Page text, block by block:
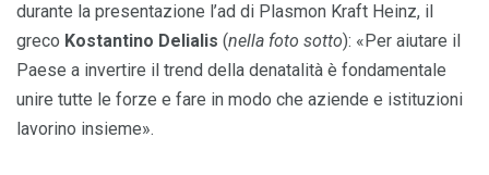
durante la presentazione l’ad di Plasmon Kraft Heinz, il
greco Kostantino Delialis (nella foto sotto): «Per aiutare il
Paese a invertire il trend della denatalità è fondamentale
unire tutte le forze e fare in modo che aziende e istituzioni
lavorino insieme».